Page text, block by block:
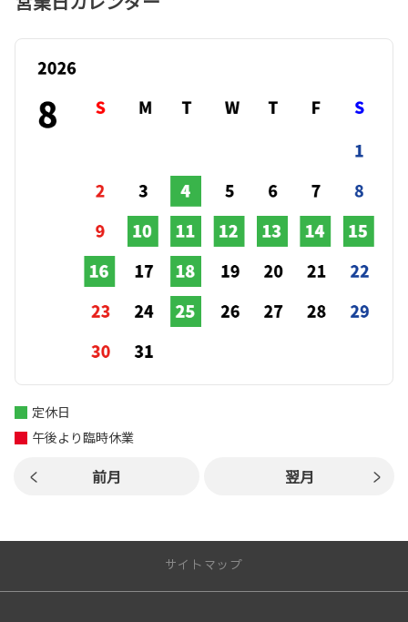
前月 翌月
定休日
午後より臨時休業
サイトマップ